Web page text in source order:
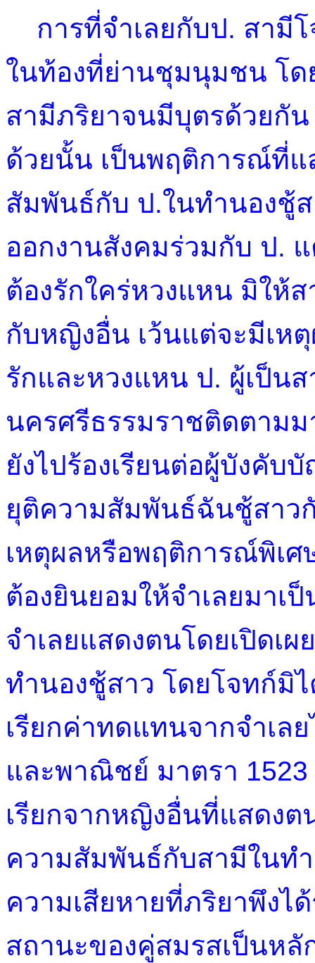
การที่จำเลยกับป. สามี
ในท้องที่ย่านชุมนุมชน โด
สามีภริยาจนมีบุตรด้วยกั
ด้วยนั้น เป็นพฤติการณ์ที่แ
สัมพันธ์กับ ป.ในทำนองชู้
ออกงานสังคมร่วมกับ ป.
ต้องรักใคร่หวงแหน มิให้
กับหญิงอื่น เว้นแต่จะมีเห
รักและหวงแหน ป. ผู้เป็น
นครศรีธรรมราชติดตาม
ยังไปร้องเรียนต่อผู้บังคับ
ยุติความสัมพันธ์ฉันชู้สาว
เหตุผลหรือพฤติการณ์พิเศ
ต้องยินยอมให้จำเลยมาเ
จำเลยแสดงตนโดยเปิดเ
ทำนองชู้สาว โดยโจทก์มิ
เรียกค่าทดแทนจากจำเล
และพาณิชย์ มาตรา
เรียกจากหญิงอื่นที่แสดงต
ความสัมพันธ์กับสามีในท
ความเสียหายที่ภริยาพึง
สถานะของคู่สมรสเป็นหลั